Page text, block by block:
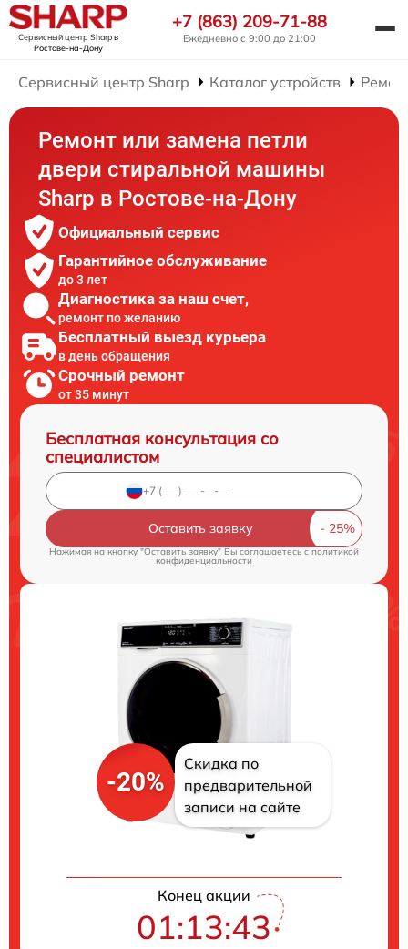
Сервисный центр Sharpв
Ростове-на-Дону
+7 (863) 209-71-88
Ежедневно с 9:00 до 21:00
Сервисный центр Sharp Каталог устройств
Ремонт или замена петли
двери стиральной машины
Sharp в Ростове-на-Дону
Официальный сервис
Гарантийное обслуживание
до 3 лет
Диагностика за наш счет,
ремонт по желанию
Бесплатный выезд курьера
в день обращения
Срочный ремонт
от 35 минут
Бесплатная консультация со
специалистом
Оставить заявку
Нажимая на кнопку "Оставить заявку" Вы соглашаетесь cполитикой
конфиденциальности
-20%
Скидка по
предварительной
записи на сайте
Конец акции
01:13:42